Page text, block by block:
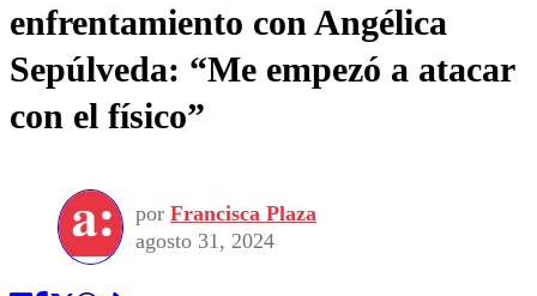
enfrentamiento con Angélica
Sepúlveda: “Me empezó a atacar
con el físico”
por Francisca Plaza
agosto 31, 2024